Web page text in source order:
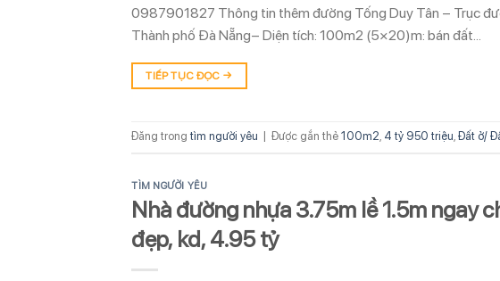
0987901827 Thông tin thêm đường Tống Duy Tân – Trục
Thành phố Đà Nẵng– Diện tích: 100m2 (5×20)m: bán đất…
TIẾP TỤC ĐỌC →
Đăng trong tìm người yêu Được gắn thẻ 100m2 4 tỷ 950 triệu Đất ở/
TÌM NGƯỜI YÊU
Nhà đường nhựa 3.75m lề 1.5m ngay
đẹp, kd, 4.95 tỷ